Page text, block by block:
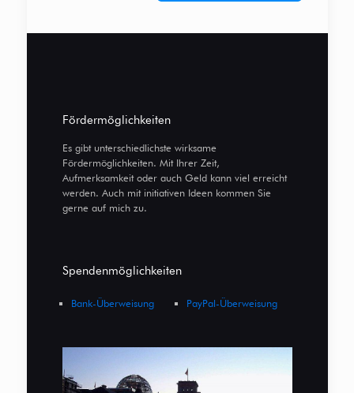
Fördermöglichkeiten
Es gibt unterschiedlichste wirksame
Fördermöglichkeiten. Mit Ihrer Zeit,
Aufmerksamkeit oder auch Geld kann viel erreicht
werden. Auch mit initiativen Ideen kommen Sie
gerne auf mich zu.
Spendenmöglichkeiten
Bank-Überweisung PayPal-Überweisung